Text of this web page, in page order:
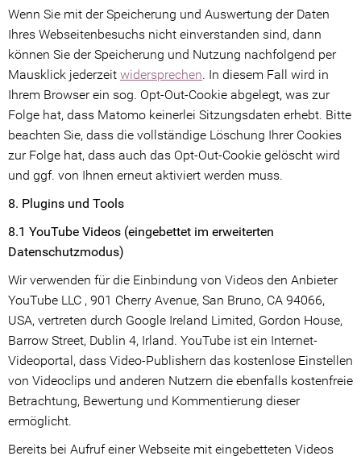
Wenn Sie mit der Speicherung und Auswertung der Daten
Ihres Webseitenbesuchs nicht einverstanden sind, dann
können Sie der Speicherung und Nutzung nachfolgend per
Mausklick jederzeit widersprechen. In diesem Fall wird in
Ihrem Browser ein sog. Opt-Out-Cookie abgelegt, was zur
Folge hat, dass Matomo keinerlei Sitzungsdaten erhebt. Bitte
beachten Sie, dass die vollständige Löschung Ihrer Cookies
zur Folge hat, dass auch das Opt-Out-Cookie gelöscht wird
und ggf. von Ihnen erneut aktiviert werden muss.
8. Plugins und Tools
8.1 YouTube Videos (eingebettet im erweiterten
Datenschutzmodus)
Wir verwenden für die Einbindung von Videos den Anbieter
YouTube LLC , 901 Cherry Avenue, San Bruno, CA 94066,
USA, vertreten durch Google Ireland Limited, Gordon House,
Barrow Street, Dublin 4, Irland. YouTube ist ein Internet-
Videoportal, dass Video-Publishern das kostenlose Einstellen
von Videoclips und anderen Nutzern die ebenfalls kostenfreie
Betrachtung, Bewertung und Kommentierung dieser
ermöglicht.
Bereits bei Aufruf einer Webseite mit eingebetteten Videos